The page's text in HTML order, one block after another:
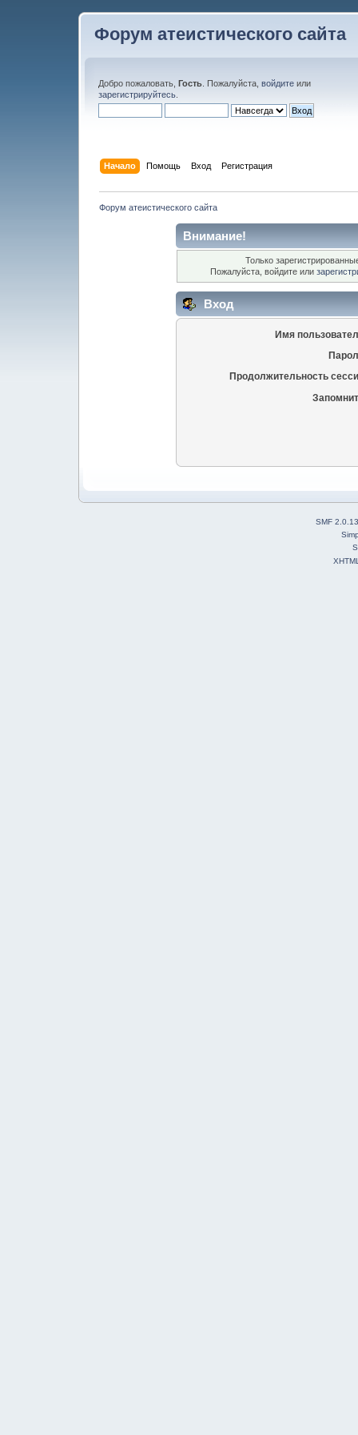
Форум атеистического сайта
Добро пожаловать, Гость . Пожалуйста, войдите или
зарегистрируйтесь
Начало Помощь Вход Регистрация
Форум атеистического сайта
Внимание!
Только
Пожалуйста, войдите или
Вход
Имя
Продолжительность
SMF 2.0.13